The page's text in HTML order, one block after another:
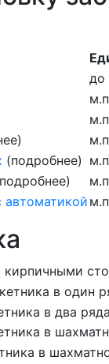
до
м.п
м.п
м.п
(подробнее) м.п
м.п
автоматикойм.п